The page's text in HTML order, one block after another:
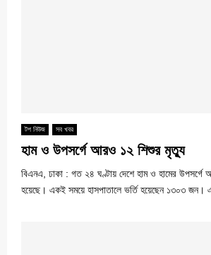
টপ নিউজ সব খবর
হাম ও উপসর্গে আরও ১২ শিশুর মৃত্যু
বিএনএ, ঢাকা : গত ২৪ ঘণ্টায় দেশে হাম ও হামের
হয়েছে। একই সময়ে হাসপাতালে ভর্তি হয়েছেন ১৩০৩ জন। এ